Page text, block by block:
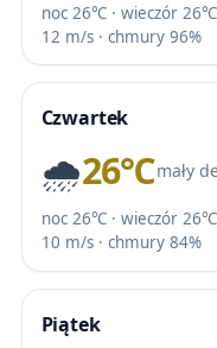
noc 26℃ · wieczór
12 m/s · chmury 96%
Czwartek
🌧️26℃mały
noc 26℃ · wieczór
10 m/s · chmury 84%
Piątek